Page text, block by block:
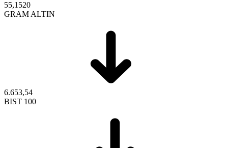
55,1520
GRAM ALTIN
6.653,54
BIST 100